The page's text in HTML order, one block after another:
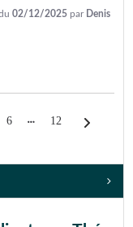
02/12/2025 par Denis
6 12